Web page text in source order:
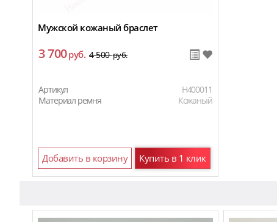
Мужской кожаный браслет
3 700руб. 4 500руб.
Артикул
H400011
Материал ремня
Кожаный
Добавить в корзину Купить в 1 клик